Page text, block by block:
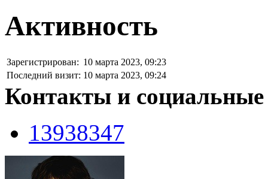
Активность
Зарегистрирован: 10 марта 2023, 09:23
Последний визит: 10 марта 2023, 09:24
Контакты и социальные
13938347